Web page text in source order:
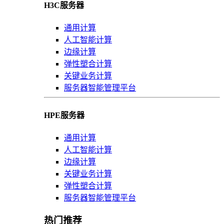
H3C服务器
通用计算
人工智能计算
边缘计算
弹性塑合计算
关键业务计算
服务器智能管理平台
HPE服务器
通用计算
人工智能计算
边缘计算
关键业务计算
弹性塑合计算
服务器智能管理平台
热门推荐